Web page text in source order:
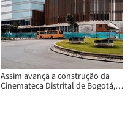
Assim avança a construção da
Cinemateca Distrital de Bogotá,